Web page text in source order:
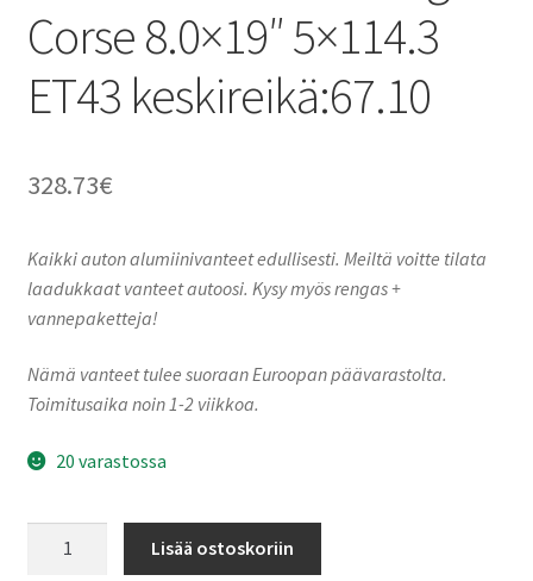
Corse 8.0×19″ 5×114.3
ET43 keskireikä:67.10
328.73€
Kaikki auton alumiinivanteet edullisesti. Meiltä voitte tilata
laadukkaat vanteet autoosi. Kysy myös rengas +
vannepaketteja!
Nämä vanteet tulee suoraan Euroopan päävarastolta.
Toimitusaika noin 1-2 viikkoa.
20 varastossa
Lisää ostoskoriin